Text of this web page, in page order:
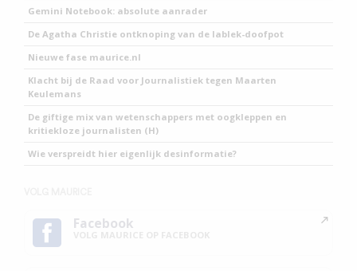
Gemini Notebook: absolute aanrader
De Agatha Christie ontknoping van de lablek-doofpot
Nieuwe fase maurice.nl
Klacht bij de Raad voor Journalistiek tegen Maarten
Keulemans
De giftige mix van wetenschappers met oogkleppen en
kritiekloze journalisten (H)
Wie verspreidt hier eigenlijk desinformatie?
Facebook